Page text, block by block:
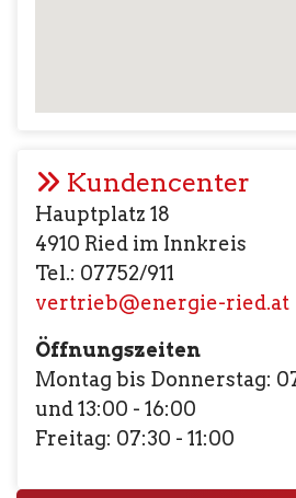
Kundencenter
Hauptplatz 18
4910 Ried im Innkreis
Tel.: 07752/911
vertrieb@energie-ried.at
Öffnungszeiten
Montag bis Donnerstag:
und 13:00 - 16:00
Freitag: 07:30 - 11:00